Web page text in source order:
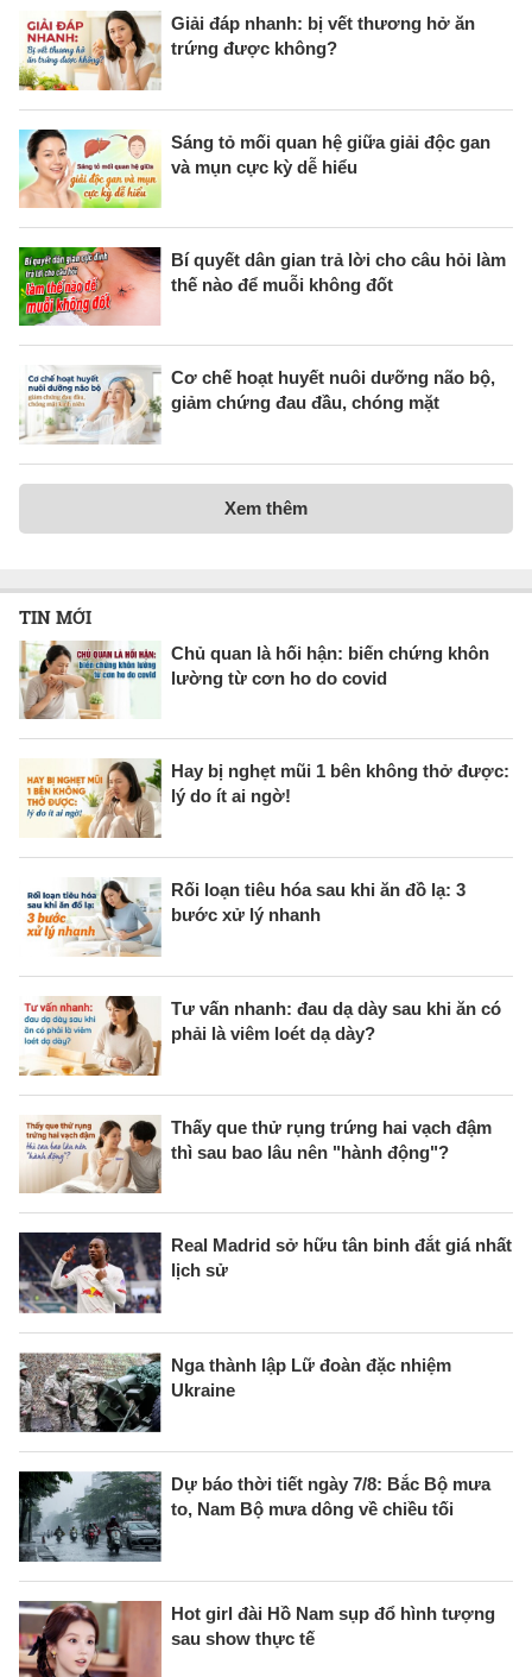
Giải đáp nhanh: bị vết thương hở ăn
trứng được không?
Sáng tỏ mối quan hệ giữa giải độc gan
và mụn cực kỳ dễ hiểu
Bí quyết dân gian trả lời cho câu hỏi làm
thế nào để muỗi không đốt
Cơ chế hoạt huyết nuôi dưỡng não bộ,
giảm chứng đau đầu, chóng mặt
Xem thêm
TIN MỚI
Chủ quan là hối hận: biến chứng khôn
lường từ cơn ho do covid
Hay bị nghẹt mũi 1 bên không thở được:
lý do ít ai ngờ!
Rối loạn tiêu hóa sau khi ăn đồ lạ: 3
bước xử lý nhanh
Tư vấn nhanh: đau dạ dày sau khi ăn có
phải là viêm loét dạ dày?
Thấy que thử rụng trứng hai vạch đậm
thì sau bao lâu nên "hành động"?
Real Madrid sở hữu tân binh đắt giá nhất
lịch sử
Nga thành lập Lữ đoàn đặc nhiệm
Ukraine
Dự báo thời tiết ngày 7/8: Bắc Bộ mưa
to, Nam Bộ mưa dông về chiều tối
Hot girl đài Hồ Nam sụp đổ hình tượng
sau show thực tế